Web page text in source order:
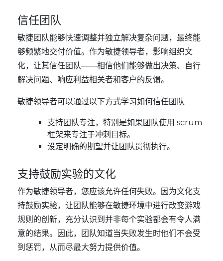
信任团队
敏捷团队能够快速调整并独立解决复杂问题，最终能
够频繁地交付价值。作为敏捷领导者，影响组织文
化，让其信任团队——相信他们能够做出决策、自行
解决问题、响应利益相关者和客户的反馈。
敏捷领导者可以通过以下方式学习如何信任团队
支持团队专注，特别是如果团队使用 scrum
框架来专注于冲刺目标。
设定明确的期望并让团队贯彻执行。
支持鼓励实验的文化
作为敏捷领导者，您应该允许任何失败。因为文化支
持鼓励实验，让团队能够在敏捷环境中进行改变游戏
规则的创新，充分认识到并非每个实验都会有令人满
意的结果。因此，团队知道当失败发生时他们不会受
到惩罚，从而尽最大努力提供价值。